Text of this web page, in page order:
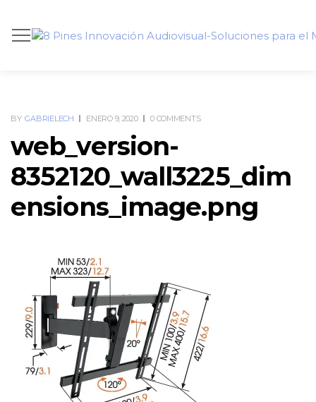
BY GABRIELECH ENERO 9, 2020 0 COMMENTS
web_version-
8352120_wall3225_dim
ensions_image.png